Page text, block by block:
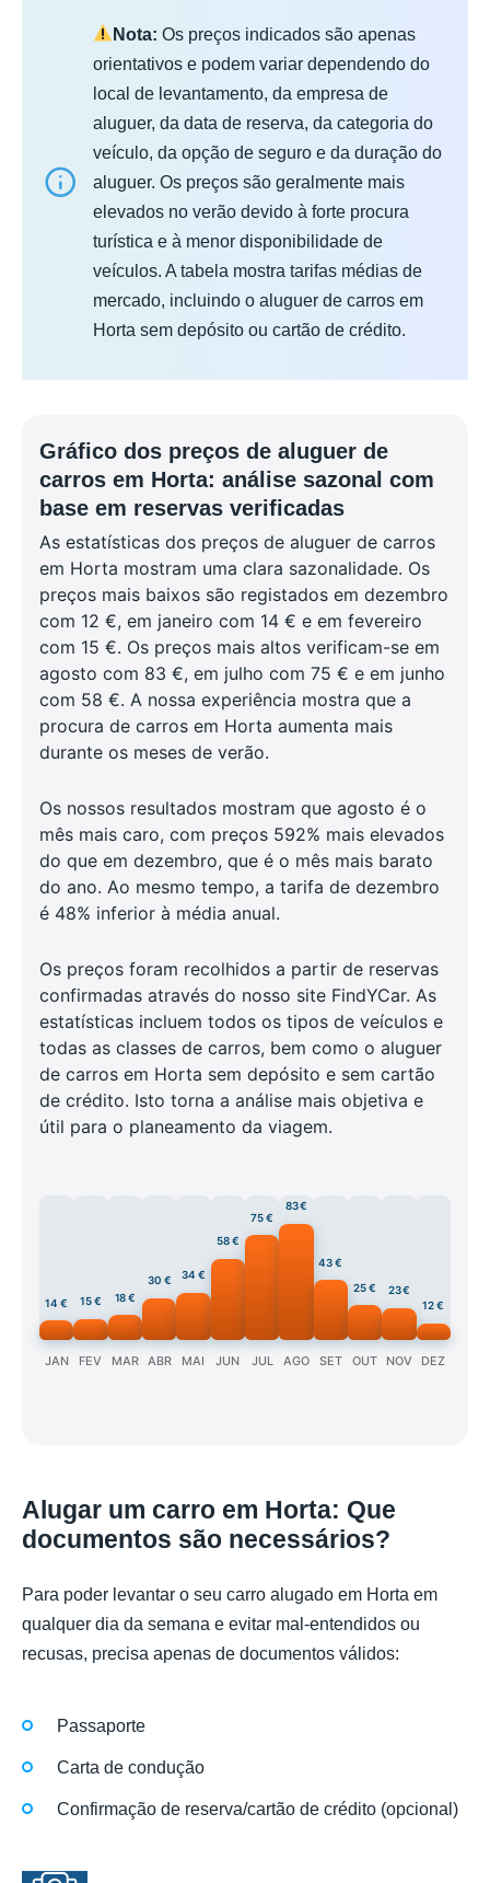
Nota: Os preços indicados são apenas
orientativos e podem variar dependendo do
local de levantamento, da empresa de
aluguer, da data de reserva, da categoria do
veículo, da opção de seguro e da duração do
aluguer. Os preços são geralmente mais
elevados no verão devido à forte procura
turística e à menor disponibilidade de
veículos. A tabela mostra tarifas médias de
mercado, incluindo o aluguer de carros em
Horta sem depósito ou cartão de crédito.
Gráfico dos preços de aluguer de
carros em Horta: análise sazonal com
base em reservas verificadas
As estatísticas dos preços de aluguer de carros
em Horta mostram uma clara sazonalidade. Os
preços mais baixos são registados em dezembro
com 12 €, em janeiro com 14 € e em fevereiro
com 15 €. Os preços mais altos verificam-se em
agosto com 83 €, em julho com 75 € e em junho
com 58 €. A nossa experiência mostra que a
procura de carros em Horta aumenta mais
durante os meses de verão.
Os nossos resultados mostram que agosto é o
mês mais caro, com preços 592% mais elevados
do que em dezembro, que é o mês mais barato
do ano. Ao mesmo tempo, a tarifa de dezembro
é 48% inferior à média anual.
Os preços foram recolhidos a partir de reservas
confirmadas através do nosso site FindYCar. As
estatísticas incluem todos os tipos de veículos e
todas as classes de carros, bem como o aluguer
de carros em Horta sem depósito e sem cartão
de crédito. Isto torna a análise mais objetiva e
útil para o planeamento da viagem.
14 €
JAN
15 €
FEV
18 €
MAR
30 €
ABR
34 €
MAI
58 €
JUN
75 €
JUL
83 €
AGO
43 €
SET
25 €
OUT
23 €
NOV
12 €
DEZ
Alugar um carro em Horta: Que
documentos são necessários?
Para poder levantar o seu carro alugado em Horta em
qualquer dia da semana e evitar mal-entendidos ou
recusas, precisa apenas de documentos válidos:
Passaporte
Carta de condução
Confirmação de reserva/cartão de crédito (opcional)